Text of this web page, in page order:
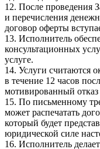
12. После проведения
и перечисления
договор оферты
13. Исполнитель
консультационных
услуге.
14. Услуги считаются
в течение 12 часов
мотивированный
15. По письменному
может распечатать
который будет
юридической силе
16. Исполнитель